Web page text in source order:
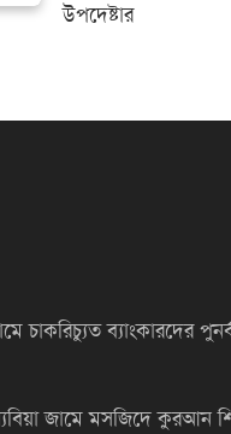
উপদেষ্টার
চাকরিচ্যুত ব্যাংকারদের
জামে মসজিদে কুরআন